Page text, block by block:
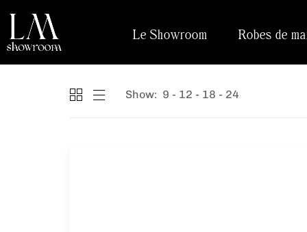
Le Showroom Robes de
Show: 9 12 18 24